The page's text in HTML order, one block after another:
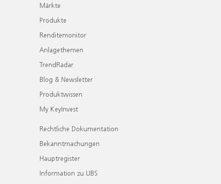
Märkte
Produkte
Renditemonitor
Anlagethemen
TrendRadar
Blog & Newsletter
Produktwissen
My KeyInvest
Rechtliche Dokumentation
Bekanntmachungen
Hauptregister
Information zu UBS